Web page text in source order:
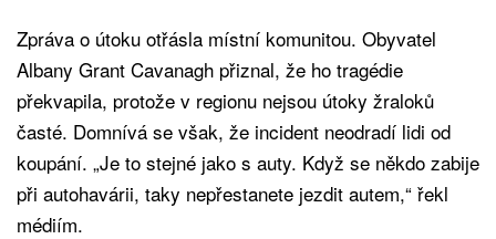
Zpráva o útoku otřásla místní komunitou. Obyvatel
Albany Grant Cavanagh přiznal, že ho tragédie
překvapila, protože v regionu nejsou útoky žraloků
časté. Domnívá se však, že incident neodradí lidi od
koupání. „Je to stejné jako s auty. Když se někdo zabije
při autohavárii, taky nepřestanete jezdit autem,“ řekl
médiím.